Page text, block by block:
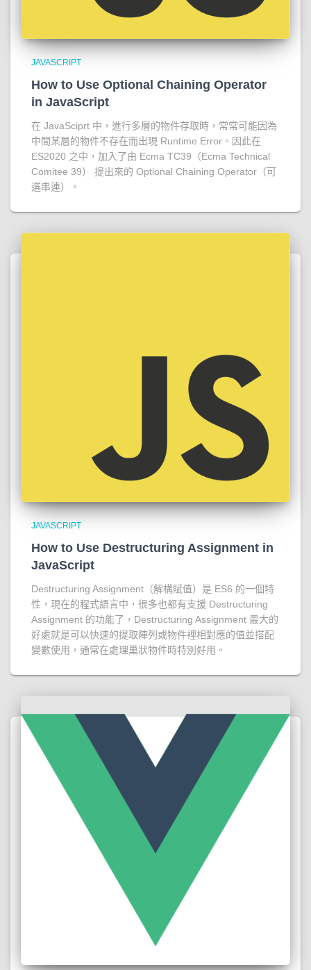
JAVASCRIPT
How to Use Optional Chaining Operator
in JavaScript
在 JavaSciprt 中，進行多層的物件存取時，常常可能因為
中間某層的物件不存在而出現 Runtime Error。因此在
ES2020 之中，加入了由 Ecma TC39（Ecma Technical
Comitee 39） 提出來的 Optional Chaining Operator（可
選串連）。
JAVASCRIPT
How to Use Destructuring Assignment in
JavaScript
Destructuring Assignment（解構賦值）是 ES6 的一個特
性，現在的程式語言中，很多也都有支援 Destructuring
Assignment 的功能了，Destructuring Assignment 最大的
好處就是可以快速的提取陣列或物件裡相對應的值並搭配
變數使用，通常在處理巢狀物件時特別好用。